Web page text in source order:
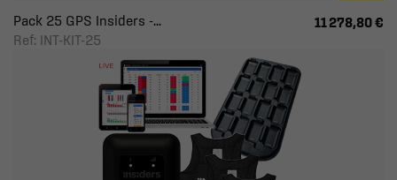
Pack 25 GPS Insiders -...
Ref: INT-KIT-25
11 278,80 €